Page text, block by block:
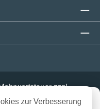
zzgl.
wenn
zur Verbesserung